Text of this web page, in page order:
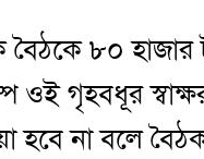
বৈঠকে ৮০
গৃহবধূর
না বলে